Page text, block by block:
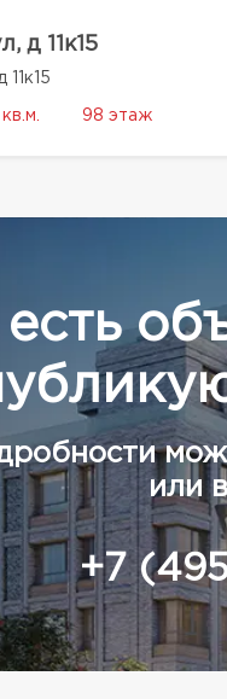
д 11к15
11к15
98 этаж
или
+7